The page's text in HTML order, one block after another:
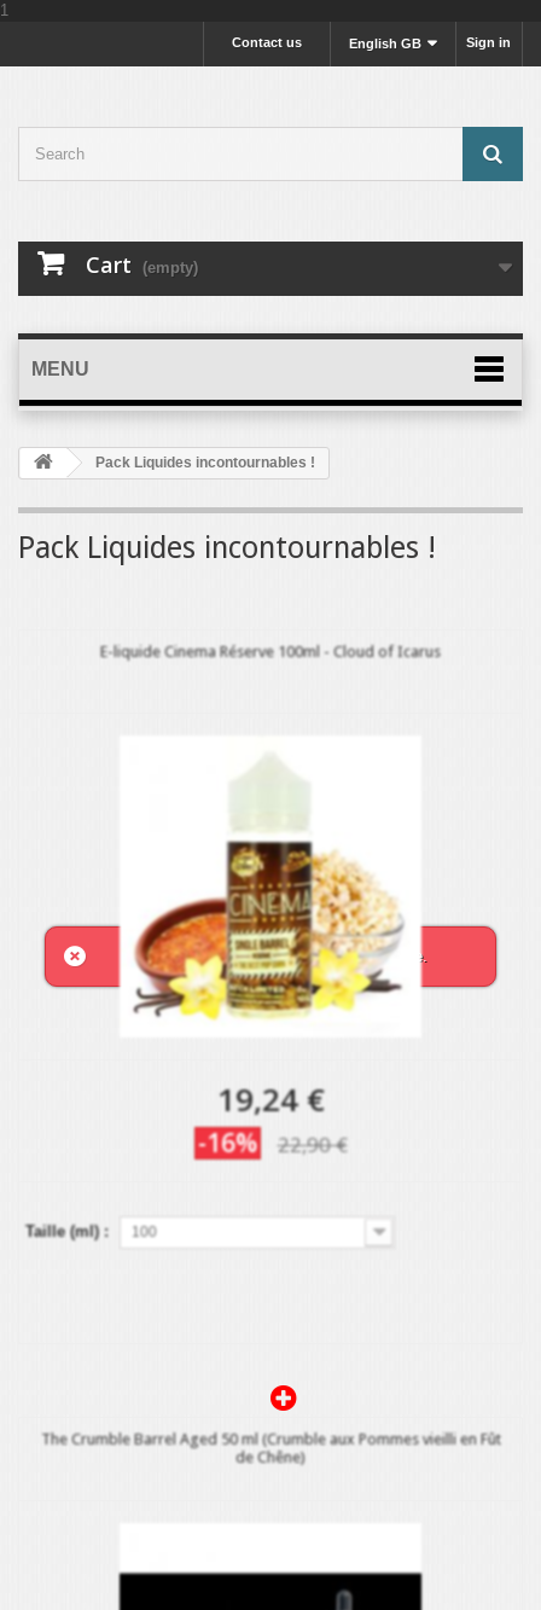
1
Sign in
English GB
Contact us
Cart (empty)
MENU
Pack Liquides incontournables !
Pack Liquides incontournables !
E-liquide Cinema Réserve 100ml - Cloud of Icarus
19,24 €
-16% 22,90 €
Taille (ml) : 100
This product is not available at this time.
The Crumble Barrel Aged 50 ml (Crumble aux Pommes vieilli en Fût
de Chêne)